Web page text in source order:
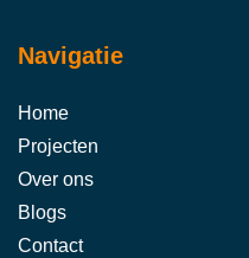
Navigatie
Home
Projecten
Over ons
Blogs
Contact